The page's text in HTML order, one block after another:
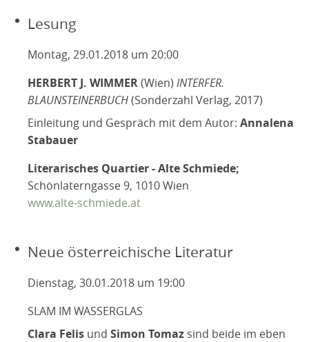
Lesung
Montag, 29.01.2018 um 20:00
HERBERT J. WIMMER(Wien) INTERFER.
BLAUNSTEINERBUCH(Sonderzahl Verlag, 2017)
Einleitung und Gespräch mit dem Autor: Annalena
Stabauer
Literarisches Quartier - Alte Schmiede;
Schönlaterngasse 9, 1010 Wien
www.alte-schmiede.at
Neue österreichische Literatur
Dienstag, 30.01.2018 um 19:00
SLAM IM WASSERGLAS
Clara Felis und Simon Tomaz sind beide im eben